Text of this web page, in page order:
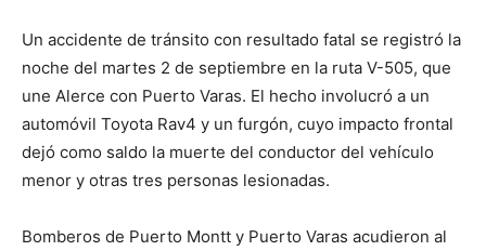
Un accidente de tránsito con resultado fatal se registró la
noche del martes 2 de septiembre en la ruta V-505, que
une Alerce con Puerto Varas. El hecho involucró a un
automóvil Toyota Rav4 y un furgón, cuyo impacto frontal
dejó como saldo la muerte del conductor del vehículo
menor y otras tres personas lesionadas.
Bomberos de Puerto Montt y Puerto Varas acudieron al